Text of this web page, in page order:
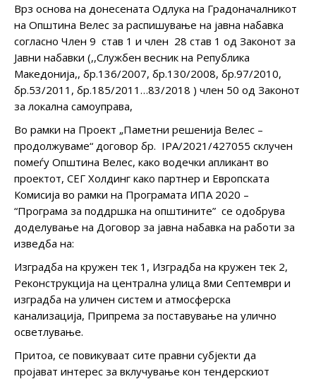
Врз основа на донесената Одлука на Градоначалникот
на Општина Велес за распишување на јавна набавка
согласно Член 9 став 1 и член 28 став 1 од Законот за
Јавни набавки (,,Службен весник на Република
Македонија,, бр.136/2007, бр.130/2008, бр.97/2010,
бр.53/2011, бр.185/2011…83/2018 ) член 50 од Законот
за локална самоуправа,
Во рамки на Проект „Паметни решенија Велес –
продолжуваме“ договор бр. IPA/2021/427055 склучен
помеѓу Општина Велес, како водечки апликант во
проектот, СЕГ Холдинг како партнер и Европската
Комисија во рамки на Програмата ИПА 2020 –
“Програма за поддршка на општините” се одобрува
доделување на Договор за јавна набавка на работи за
изведба на:
Изградба на кружен тек 1, Изградба на кружен тек 2,
Реконструкција на централна улица 8ми Септември и
изградба на уличен систем и атмосферска
канализација, Припрема за поставување на улично
осветлување.
Притоа, се повикуваат сите правни субјекти да
пројават интерес за вклучување кон тендерскиот